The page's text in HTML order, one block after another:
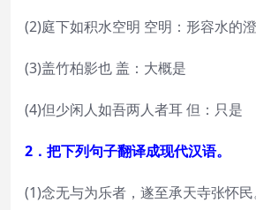
(2)庭下如积水空明 空明：形容水的
(3)盖竹柏影也 盖：大概是
(4)但少闲人如吾两人者耳 但：只是
2．把下列句子翻译成现代汉语。
(1)念无与为乐者，遂至承天寺张怀